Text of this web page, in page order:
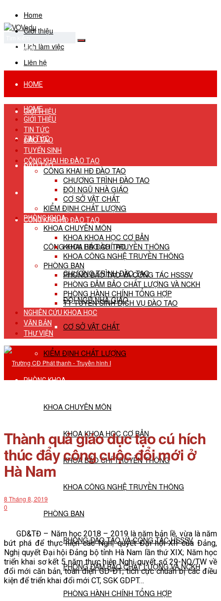
Home
Giới thiệu
Lịch làm việc
Liên hệ
No Result
View All Result
HOME
GIỚI THIỆU
TIN TỨC
ĐÀO TẠO
TUYỂN SINH
CÔNG KHAI HĐ ĐÀO TẠO
CÔNG KHAI HĐ ĐÀO TẠO
CHƯƠNG TRÌNH ĐÀO TẠO
ĐỘI NGŨ NHÀ GIÁO
CƠ SỞ VẬT CHẤT
KIỂM ĐỊNH CHẤT LƯỢNG
PHÒNG KHOA
KHOA CHUYÊN MÔN
KHOA KHOA HỌC CƠ BẢN
KHOA BÁO CHÍ TRUYỀN THÔNG
KHOA CÔNG NGHỆ TRUYỀN THÔNG
PHÒNG BAN
PHÒNG ĐÀO TẠO VÀ CÔNG TÁC HSSSV
PHÒNG ĐẢM BẢO CHẤT LƯỢNG VÀ NCKH
PHÒNG HÀNH CHÍNH TỔNG HỢP
HOME
GIỚI THIỆU
TIN TỨC
ĐÀO TẠO
TUYỂN SINH
CÔNG KHAI HĐ ĐÀO TẠO
CÔNG KHAI HĐ ĐÀO TẠO
CHƯƠNG TRÌNH ĐÀO TẠO
ĐỘI NGŨ NHÀ GIÁO
CƠ SỞ VẬT CHẤT
KIỂM ĐỊNH CHẤT LƯỢNG
PHÒNG KHOA
KHOA CHUYÊN MÔN
KHOA KHOA HỌC CƠ BẢN
KHOA BÁO CHÍ TRUYỀN THÔNG
KHOA CÔNG NGHỆ TRUYỀN THÔNG
PHÒNG BAN
PHÒNG ĐÀO TẠO VÀ CÔNG TÁC HSSSV
PHÒNG ĐẢM BẢO CHẤT LƯỢNG VÀ NCKH
PHÒNG HÀNH CHÍNH TỔNG HỢP
TT TUYỂN SINH DỊCH VỤ ĐÀO TẠO
NGHIÊN CỨU KHOA HỌC
VĂN BẢN
THƯ VIỆN
Thành quả giáo dục tạo cú hích
thúc đẩy công cuộc đổi mới ở
Hà Nam
8 Tháng 8, 2019
0
GD&TĐ – Năm học 2018 – 2019 là năm bản lề, vừa là năm
bứt phá để thực hiện các Nghị quyết Đại hội XII của Đảng,
Nghị quyết Đại hội Đảng bộ tỉnh Hà Nam lần thứ XIX; Năm học
triển khai sơ kết 5 năm thực hiện Nghị quyết số 29-NQ/TW về
đổi mới căn bản, toàn diện GD-ĐT; tích cực chuẩn bị các điều
kiện để triển khai đổi mới CT, SGK GDPT…